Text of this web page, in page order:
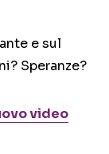
e sul
Speranze?
video